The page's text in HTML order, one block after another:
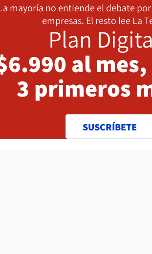
mayoría no entiende el debate
empresas. El resto lee La
Plan
al
3 primeros
SUSCRÍBETE